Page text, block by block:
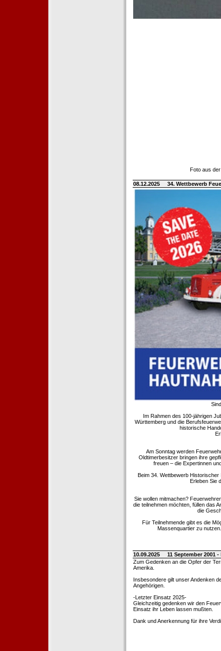
Foto aus
08.12.2025 34. Wettbewerb
Im Rahmen des 100-jährigen
Württemberg und die
historische
Am Sonntag werden
Oldtimerbesitzer bringen ihre
freuen – die Expertinnen
Beim 34. Wettbewerb
Erleben Sie
Sie wollen mitmachen?
die teilnehmen möchten, füllen das
die
Für Teilnehmende gibt es die
Massenquartier zu
10.09.2025
11 September 2001
Zum Gedenken an die Opfer der
Amerika.
Insbesondere gilt unser Andenken
Angehörigen.
-Letzter Einsatz 2025-
Gleichzeitig gedenken wir den
Einsatz ihr Leben lassen mußten.
Dank und Anerkennung für ihre